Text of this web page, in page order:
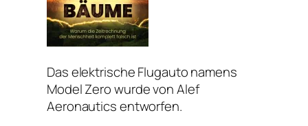
Das elektrische Flugauto namens
Model Zero wurde von Alef
Aeronautics entworfen.